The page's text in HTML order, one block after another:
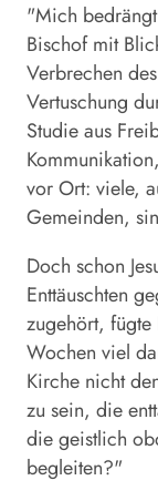
"Mich
Bischof mit
Verbrechen
Vertuschung
Studie aus
vor Ort: viele,
Gemeinden,
Doch schon
Enttäuschten
zugehört,
Wochen viel
Kirche nicht
zu sein, die
die geistlich
begleiten?"